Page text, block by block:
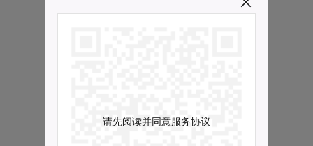
请先阅读并同意服务协议